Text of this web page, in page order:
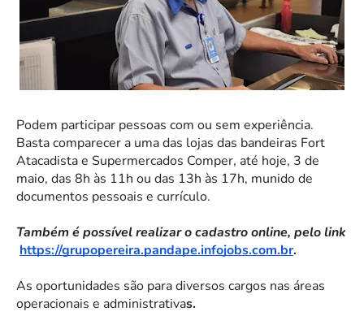
Podem participar pessoas com ou sem experiência.
Basta comparecer a uma das lojas das bandeiras Fort
Atacadista e Supermercados Comper, até hoje, 3 de
maio, das 8h às 11h ou das 13h às 17h, munido de
documentos pessoais e currículo.
Também é possível realizar o cadastro online, pelo link
https://grupopereira.pandape.infojobs.com.br.
As oportunidades são para diversos cargos nas áreas
operacionais e administrativas.